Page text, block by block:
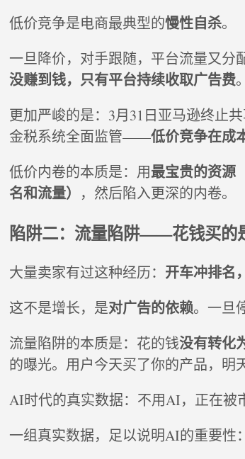
低价竞争是电商最典型的慢性自杀。
一旦降价，对手跟随，平台流量又
没赚到钱，只有平台持续收取广告费。
更加严峻的是：3月31日亚马逊终止
金税系统全面监管——低价竞争在成
低价内卷的本质是：用最宝贵的资源
名和流量） ，然后陷入更深的内卷。
陷阱二：流量陷阱——花钱买的
大量卖家有过这种经历： 开车冲排名
这不是增长，是对广告的依赖。一旦
流量陷阱的本质是：花的钱没有转化
的曝光。用户今天买了你的产品，明
AI时代的真实数据：不用AI，正在被
一组真实数据，足以说明AI的重要性：